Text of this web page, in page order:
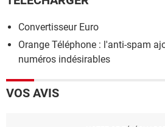
Convertisseur Euro
Orange Téléphone : l'anti-spam
numéros indésirables
VOS AVIS